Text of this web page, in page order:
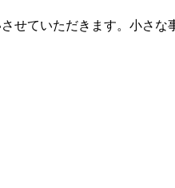
せていただきます。小さ